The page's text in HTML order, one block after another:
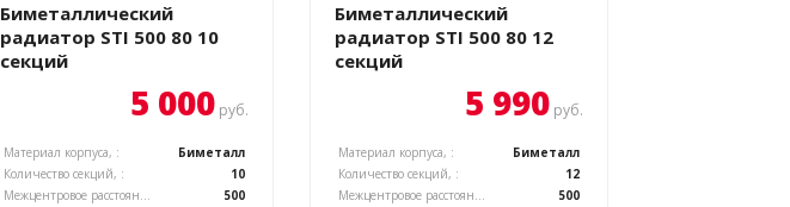
Биметаллический
радиатор STI 500 80 10
секций
5 000 руб.
Материал корпуса, :
Биметалл
Количество секций, :
10
Межцентровое расстояние, :
500
Биметаллический
радиатор STI 500 80 12
секций
5 990 руб.
Материал корпуса, :
Биметалл
Количество секций, :
12
Межцентровое расстояние, :
500